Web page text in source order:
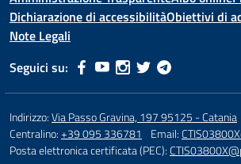
Dichiarazione di accessibilitàObiettivi di
Note Legali
Seguici su:
Indirizzo:Via Passo Gravina, 197 95125 - Catania
Centralino:+39 095 336781 Email:
Posta elettronica certificata (PEC):